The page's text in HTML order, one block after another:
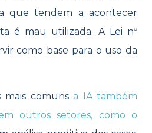
que tendem a acontecer
é mau utilizada. A Lei nº
como base para o uso da
mais comunsa IA também
outros setores, como o